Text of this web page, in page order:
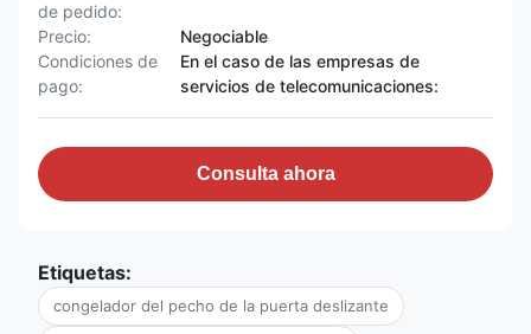
de pedido:
Precio:
Negociable
Condiciones de
pago:
En el caso de las empresas de
servicios de telecomunicaciones:
Consulta ahora
Etiquetas:
congelador del pecho de la puerta deslizante